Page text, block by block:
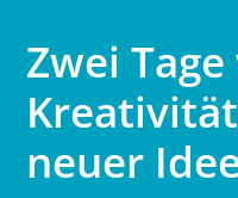
Zwei
neuer